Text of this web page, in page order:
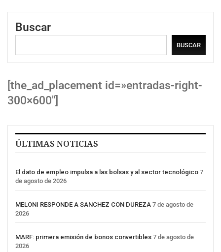
Buscar
BUSCAR
[the_ad_placement id=»entradas-right-
300×600″]
ÚLTIMAS NOTICIAS
El dato de empleo impulsa a las bolsas y al sector tecnológico 7
de agosto de 2026
MELONI RESPONDE A SANCHEZ CON DUREZA 7 de agosto de
2026
MARF: primera emisión de bonos convertibles 7 de agosto de
2026